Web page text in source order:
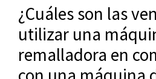
¿Cuáles son las
utilizar una
remalladora en